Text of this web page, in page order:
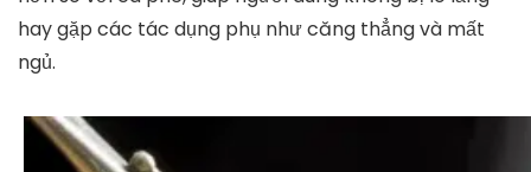
hay gặp các tác dụng phụ như căng thẳng và mất
ngủ.